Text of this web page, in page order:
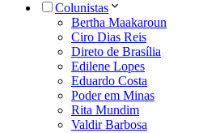
Colunistas
Bertha Maakaroun
Ciro Dias Reis
Direto de Brasília
Edilene Lopes
Eduardo Costa
Poder em Minas
Rita Mundim
Valdir Barbosa